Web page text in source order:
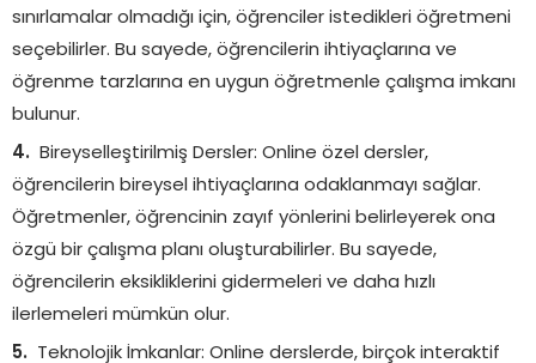
sınırlamalar olmadığı için, öğrenciler istedikleri öğretmeni
seçebilirler. Bu sayede, öğrencilerin ihtiyaçlarına ve
öğrenme tarzlarına en uygun öğretmenle çalışma imkanı
bulunur.
Bireyselleştirilmiş Dersler: Online özel dersler,
öğrencilerin bireysel ihtiyaçlarına odaklanmayı sağlar.
Öğretmenler, öğrencinin zayıf yönlerini belirleyerek ona
özgü bir çalışma planı oluşturabilirler. Bu sayede,
öğrencilerin eksikliklerini gidermeleri ve daha hızlı
ilerlemeleri mümkün olur.
Teknolojik İmkanlar: Online derslerde, birçok interaktif